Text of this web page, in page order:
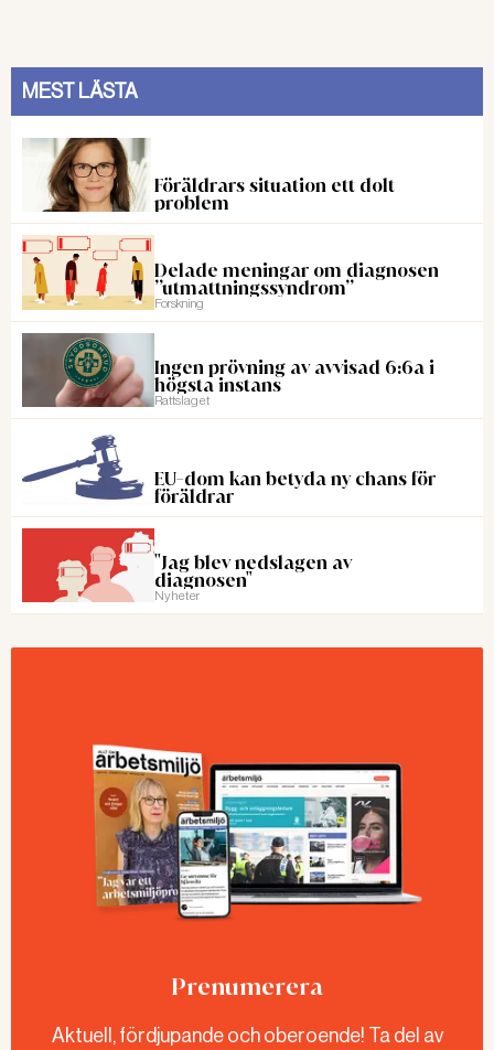
MEST LÄSTA
Föräldrars situation ett dolt
problem
Delade meningar om diagnosen
”utmattningssyndrom”
Forskning
Ingen prövning av avvisad 6:6a i
högsta instans
Rattslaget
EU-dom kan betyda ny chans för
föräldrar
"Jag blev nedslagen av
diagnosen"
Nyheter
Prenumerera
Aktuell, fördjupande och oberoende! Ta del av